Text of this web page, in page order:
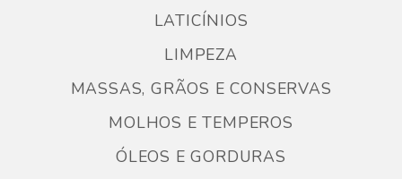
LATICÍNIOS
LIMPEZA
MASSAS, GRÃOS E CONSERVAS
MOLHOS E TEMPEROS
ÓLEOS E GORDURAS